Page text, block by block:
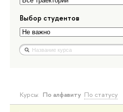
Выбор студентов
Курсы: По алфавиту По статусу